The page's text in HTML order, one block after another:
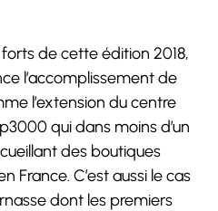
de cette édition 2018,
l’accomplissement de
l’extension du centre
qui dans moins d’un
des boutiques
France. C’est aussi le cas
dont les premiers